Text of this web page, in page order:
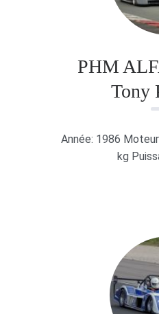
PHM
Tony
Année: 1986
kg